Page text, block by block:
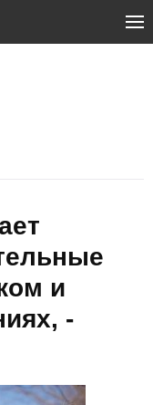
и
-